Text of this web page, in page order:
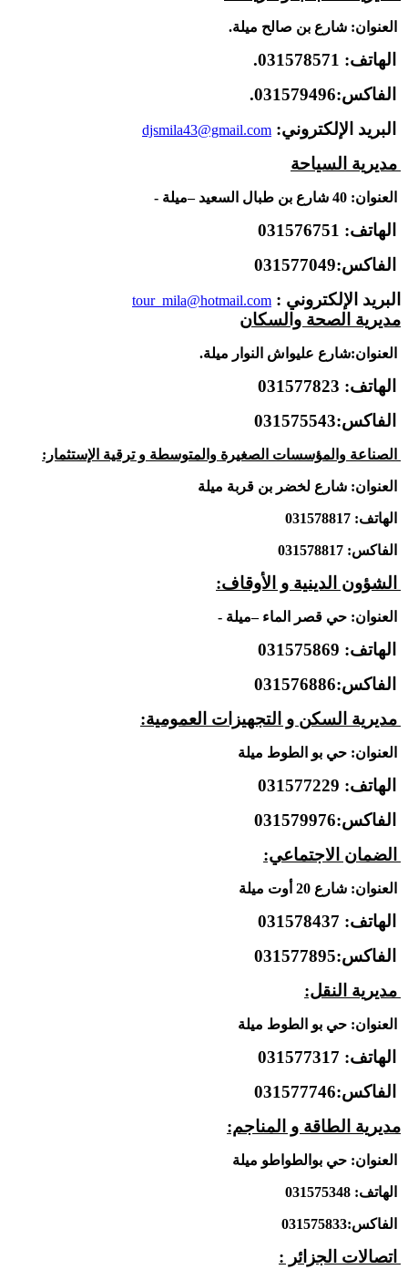
العنوان: شارع بن صالح ميلة.
الهاتف: 031578571.
الفاكس:031579496.
البريد الإلكتروني: djsmila43@gmail.com
مديرية السياحة
العنوان: 40 شارع بن طبال السعيد –ميلة -
الهاتف: 031576751
الفاكس:031577049
البريد الإلكتروني : tour_mila@hotmail.com
مديرية الصحة والسكان
العنوان:شارع عليواش النوار ميلة.
الهاتف: 031577823
الفاكس:031575543
الصناعة والمؤسسات الصغيرة والمتوسطة و ترقية الإستثمار:
العنوان: شارع لخضر بن قربة ميلة
الهاتف: 031578817
الفاكس: 031578817
الشؤون الدينية و الأوقاف:
العنوان: حي قصر الماء –ميلة -
الهاتف: 031575869
الفاكس:031576886
مديرية السكن و التجهيزات العمومية:
العنوان: حي بو الطوط ميلة
الهاتف: 031577229
الفاكس:031579976
الضمان الاجتماعي:
العنوان: شارع 20 أوت ميلة
الهاتف: 031578437
الفاكس:031577895
مديرية النقل:
العنوان: حي بو الطوط ميلة
الهاتف: 031577317
الفاكس:031577746
مديرية الطاقة و المناجم:
العنوان: حي بوالطواطو ميلة
الهاتف: 031575348
الفاكس:031575833
اتصالات الجزائر :